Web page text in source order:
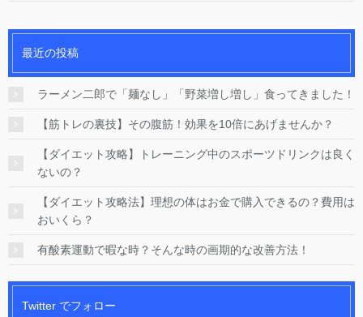
最近の投稿
ラーメン二郎で「麺なし」「野菜増し増し」食ってきました！
【筋トレの裏技】その腹筋！効果を10倍にあげませんか？
【ダイエット攻略】トレーニング中のスポーツドリンクは良く
ないの？
【ダイエット攻略法】理想の体はお金で購入できるの？費用は
おいくら？
有酸素運動で暇な時？そんな時の画期的な改善方法！
Twitter でフォロー